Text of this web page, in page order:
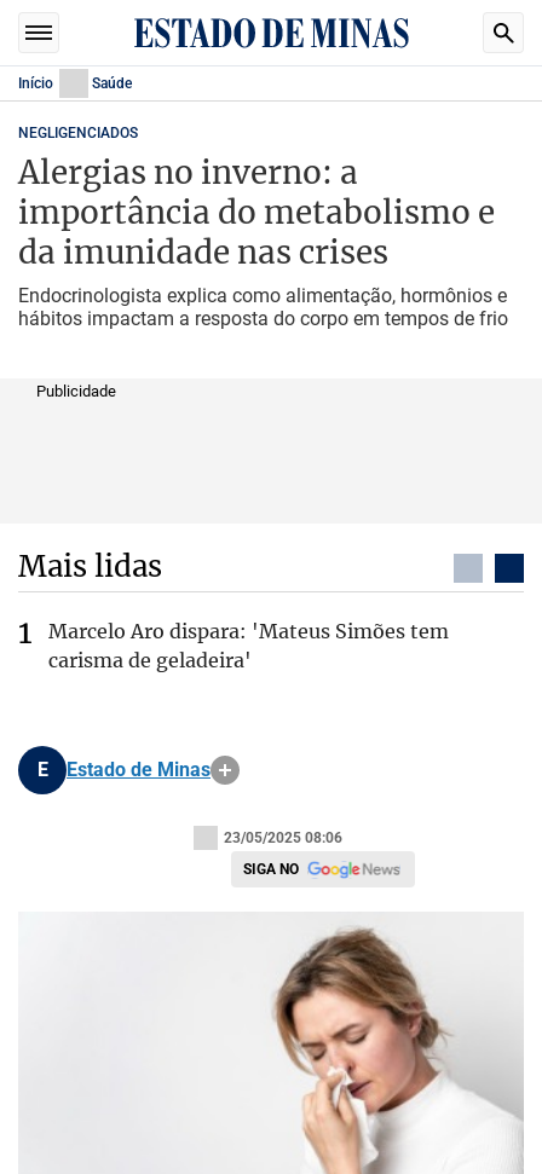
Início Saúde
NEGLIGENCIADOS
Alergias no inverno: a
importância do metabolismo e
da imunidade nas crises
Endocrinologista explica como alimentação, hormônios e
hábitos impactam a resposta do corpo em tempos de frio
Publicidade
Mais lidas
Marcelo Aro dispara: 'Mateus Simões tem
carisma de geladeira'
E Estado de Minas
23/05/2025 08:06
SIGA NO